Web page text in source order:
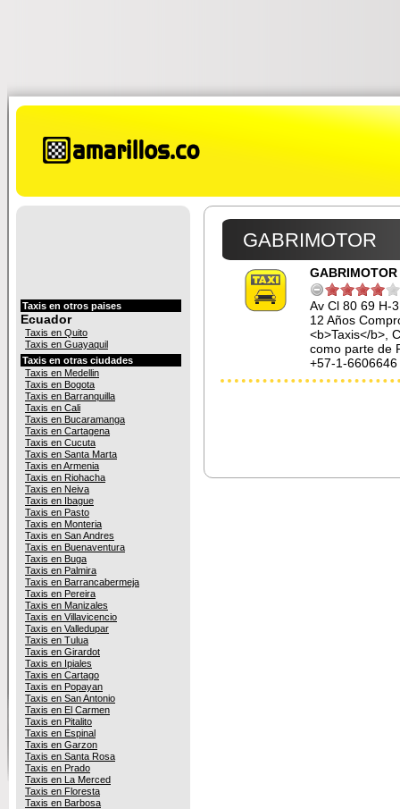
Taxis en otros paises
Ecuador
Taxis en Quito
Taxis en Guayaquil
Taxis en otras ciudades
Taxis en Medellin
Taxis en Bogota
Taxis en Barranquilla
Taxis en Cali
Taxis en Bucaramanga
Taxis en Cartagena
Taxis en Cucuta
Taxis en Santa Marta
Taxis en Armenia
Taxis en Riohacha
Taxis en Neiva
Taxis en Ibague
Taxis en Pasto
Taxis en Monteria
Taxis en San Andres
Taxis en Buenaventura
Taxis en Buga
Taxis en Palmira
Taxis en Barrancabermeja
Taxis en Pereira
Taxis en Manizales
Taxis en Villavicencio
Taxis en Valledupar
Taxis en Tulua
Taxis en Girardot
Taxis en Ipiales
Taxis en Cartago
Taxis en Popayan
Taxis en San Antonio
Taxis en El Carmen
Taxis en Pitalito
Taxis en Espinal
Taxis en Garzon
Taxis en Santa Rosa
Taxis en Prado
Taxis en La Merced
Taxis en Floresta
Taxis en Barbosa
GABRIMOTOR
GABRIMOTOR
Av Cl 80 69 H-
12 Años
<b>Taxis</b>,
como parte de
+57-1-6606646